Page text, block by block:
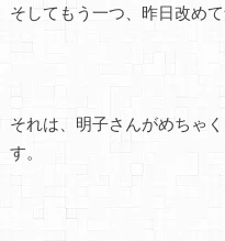
そしてもう一つ、昨日改め
それは、明子さんがめちゃ
す。